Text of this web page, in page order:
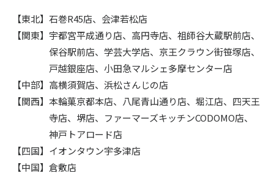
【東北】 石巻R45店、会津若松店
【関東】 宇都宮平成通り店、高円寺店、祖師谷大蔵駅前店、
保谷駅前店、学芸大学店、京王クラウン街笹塚店、
戸越銀座店、小田急マルシェ多摩センター店
【中部】 高横須賀店、浜松さんじの店
【関西】 本輪菓京都本店、八尾青山通り店、堀江店、四天王
寺店、堺店、ファーマーズキッチンCODOMO店、
神戸トアロード店
【四国】 イオンタウン宇多津店
【中国】 倉敷店